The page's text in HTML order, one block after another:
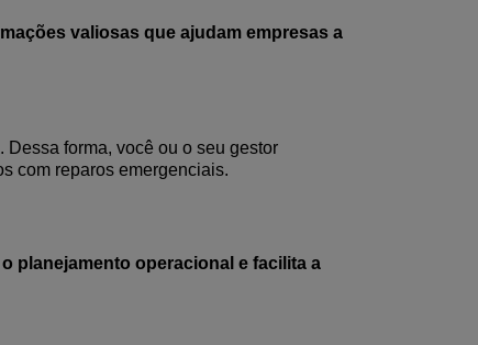
valiosas que ajudam empresas a
Dessa forma, você ou o seu gestor
com reparos emergenciais.
o planejamento operacional e facilita a